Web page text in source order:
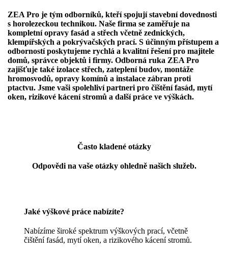
ZEA Pro je tým odborníků, kteří spojují stavební dovednosti
s horolezeckou technikou. Naše firma se zaměřuje na
kompletní opravy fasád a střech včetně zednických,
klempířských a pokrývačských prací. S účinným přístupem a
odborností poskytujeme rychlá a kvalitní řešení pro majitele
domů, správce objektů i firmy. Odborná ruka ZEA Pro
zajišťuje také izolace střech, zateplení budov, montáže
hromosvodů, opravy komínů a instalace zábran proti
ptactvu. Jsme vaši spolehliví partneri pro čištění fasád, mytí
oken, rizikové kácení stromů a další práce ve výškách.
Často kladené otázky
Odpovědi na vaše otázky ohledně našich služeb.
Jaké výškové práce nabízíte?
Nabízíme široké spektrum výškových prací, včetně
čištění fasád, mytí oken, a rizikového kácení stromů.